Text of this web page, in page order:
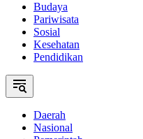
Budaya
Pariwisata
Sosial
Kesehatan
Pendidikan
Daerah
Nasional